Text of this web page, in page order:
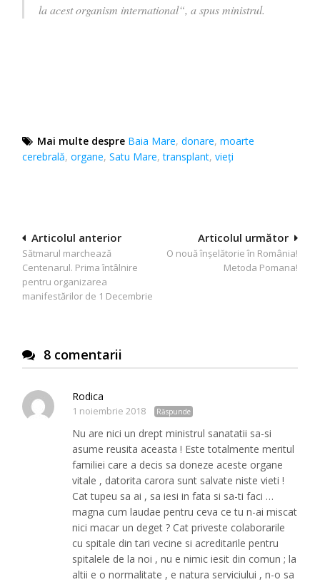
la acest organism international“, a spus ministrul.
Mai multe despre Baia Mare,donare,moarte
cerebrală,organe,Satu Mare,transplant,vieți
Navigare
în
articole
Articolul următor
O nouă înșelătorie în România!
Metoda Pomana!
Articolul anterior
Sătmarul marchează
Centenarul. Prima întâlnire
pentru organizarea
manifestărilor de 1 Decembrie
8 comentarii
Rodica
1 noiembrie 2018 Răspunde
Nu are nici un drept ministrul sanatatii sa-si
asume reusita aceasta ! Este totalmente meritul
familiei care a decis sa doneze aceste organe
vitale , datorita carora sunt salvate niste vieti !
Cat tupeu sa ai , sa iesi in fata si sa-ti faci …
magna cum laudae pentru ceva ce tu n-ai miscat
nici macar un deget ? Cat priveste colaborarile
cu spitale din tari vecine si acreditarile pentru
spitalele de la noi , nu e nimic iesit din comun ; la
altii e o normalitate , e natura serviciului , n-o sa